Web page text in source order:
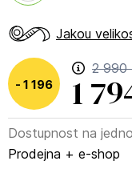
Jakou
1
2 990
1 196
Kč(40% )
Dostupnost na
Prodejna + e-shop